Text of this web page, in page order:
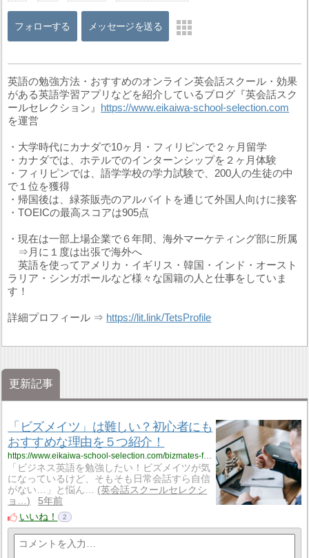
フォローする メッセージを送る
英語の勉強方法・おすすめのオンライン英会話スクール・効果
がある英語学習アプリなどを紹介しているブログ『英会話スク
ールセレクション』 https://www.eikaiwa-school-selection.com
を運営
・大学時代にカナダで10ヶ月・フィリピンで２ヶ月留学
・カナダでは、ホテルでのインターンシップを２ヶ月体験
・フィリピンでは、語学学校の学力試験で、200人の生徒の中
で１位を獲得
・帰国後は、緑茶販売のアルバイトを通じて外国人向けに接客
・TOEICの最高スコアは905点
・現在は一部上場企業で６年間、海外マーケティング部に所属
⇒月に１度は出張で海外へ
英語を使ってアメリカ・イギリス・韓国・インド・オースト
ラリア・シンガポールなど様々な国籍の人と仕事をしていま
す！
詳細プロフィール ⇒ https://lit.link/TetsProfile
更新記事
「ビズメイツ」は難しい？初心者にも
おすすめな理由を５つ紹介！
https://www.eikaiwa-school-selection.com/bizmates-for-beginners/1931/
「ビジネス英語を勉強したい！ビズメイツが気
になっているけど、そもそも日常会話すら自信
がない…」と悩ん…
英会話スクールセレクシ
ョ…
5年前
いいね！
2